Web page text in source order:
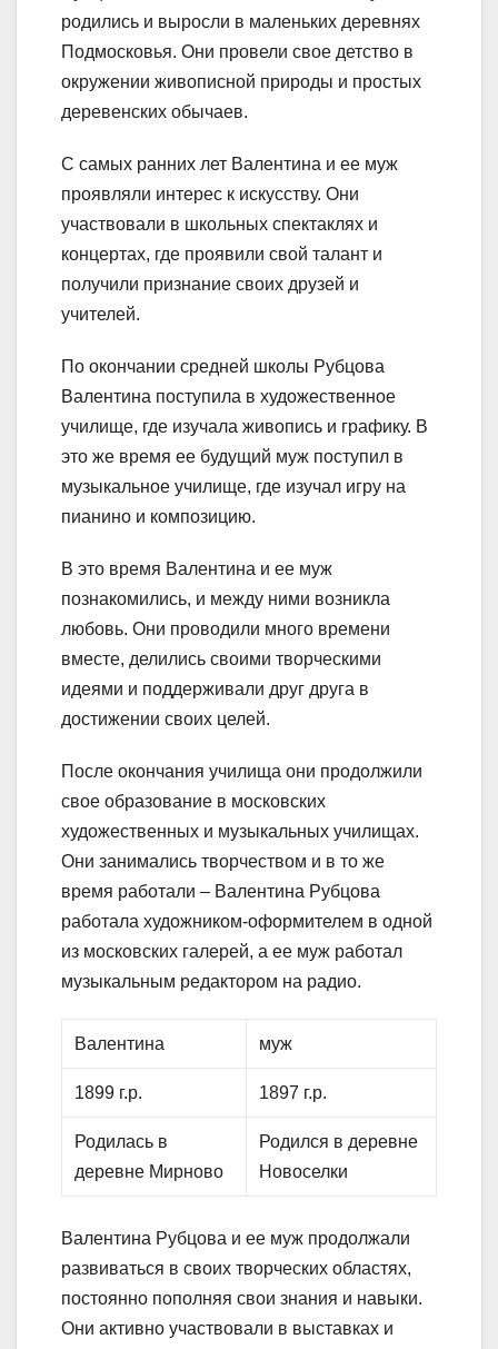
родились и выросли в маленьких деревнях
Подмосковья. Они провели свое детство в
окружении живописной природы и простых
деревенских обычаев.
С самых ранних лет Валентина и ее муж
проявляли интерес к искусству. Они
участвовали в школьных спектаклях и
концертах, где проявили свой талант и
получили признание своих друзей и
учителей.
По окончании средней школы Рубцова
Валентина поступила в художественное
училище, где изучала живопись и графику. В
это же время ее будущий муж поступил в
музыкальное училище, где изучал игру на
пианино и композицию.
В это время Валентина и ее муж
познакомились, и между ними возникла
любовь. Они проводили много времени
вместе, делились своими творческими
идеями и поддерживали друг друга в
достижении своих целей.
После окончания училища они продолжили
свое образование в московских
художественных и музыкальных училищах.
Они занимались творчеством и в то же
время работали – Валентина Рубцова
работала художником-оформителем в одной
из московских галерей, а ее муж работал
музыкальным редактором на радио.
Валентина муж
1899 г.р. 1897 г.р.
Родилась в
деревне Мирново
Родился в деревне
Новоселки
Валентина Рубцова и ее муж продолжали
развиваться в своих творческих областях,
постоянно пополняя свои знания и навыки.
Они активно участвовали в выставках и